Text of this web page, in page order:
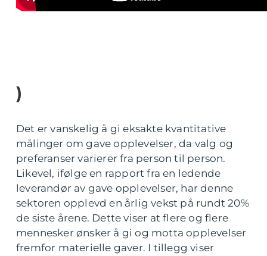
)
Det er vanskelig å gi eksakte kvantitative
målinger om gave opplevelser, da valg og
preferanser varierer fra person til person.
Likevel, ifølge en rapport fra en ledende
leverandør av gave opplevelser, har denne
sektoren opplevd en årlig vekst på rundt 20%
de siste årene. Dette viser at flere og flere
mennesker ønsker å gi og motta opplevelser
fremfor materielle gaver. I tillegg viser